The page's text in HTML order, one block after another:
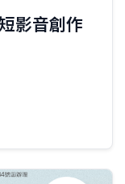
影音創作